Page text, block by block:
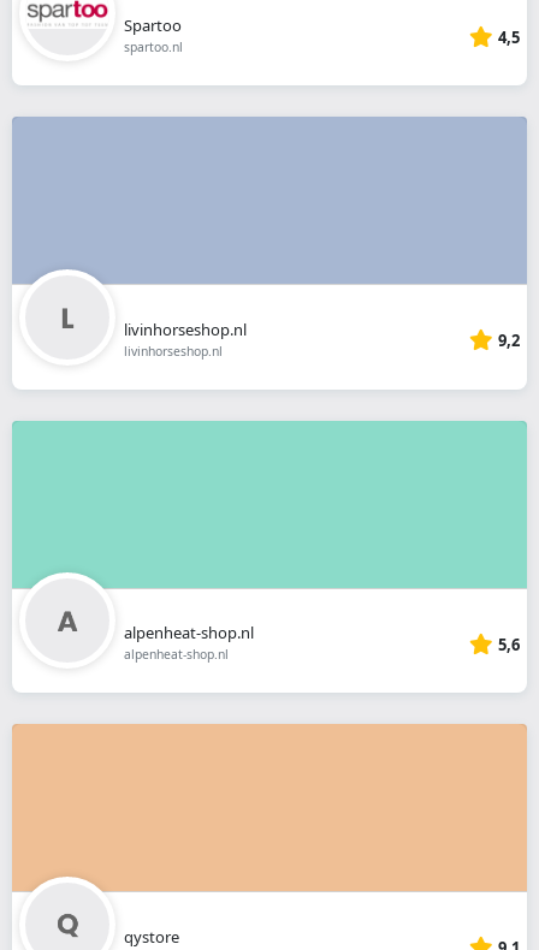
Spartoo
spartoo.nl 4,5
livinhorseshop.nl
livinhorseshop.nl 9,2
alpenheat-shop.nl
alpenheat-shop.nl 5,6
qystore